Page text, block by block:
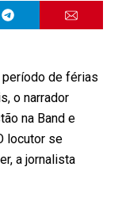
de férias
o narrador
na Band e
locutor se
a jornalista